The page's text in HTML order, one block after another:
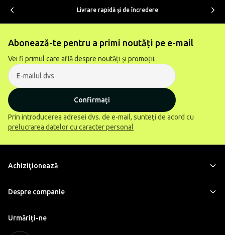
Livrare rapidă şi de încredere
Abonează-te pentru a primi noutăți pe e-mail
Vei fi primul care află despre noutăți și promoții.
Confirmați
Prin introducerea adresei dvs. de e-mail, sunteți de acord cu
prelucrarea datelor cu caracter personal
Achiziţionează
Despre companie
Urmăriți-ne